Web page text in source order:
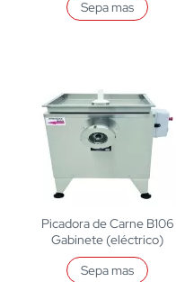
Sepa mas
Picadora de Carne B106
Gabinete (eléctrico)
Sepa mas